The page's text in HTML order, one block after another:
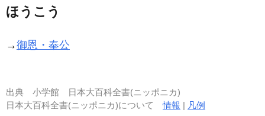
ほうこう
→御恩・奉公
出典 小学館 日本大百科全書(ニッポニカ)
日本大百科全書(ニッポニカ)について情報 | 凡例